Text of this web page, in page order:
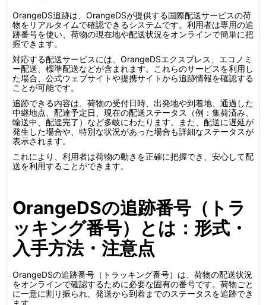
OrangeDS追跡は、OrangeDSが提供する国際配送サービスの荷
物をリアルタイムで確認できるシステムです。利用者は専用の追
跡番号を使い、荷物の現在地や配送状況をオンラインで簡単に把
握できます。
対応する配送サービスには、OrangeDSエクスプレス、エコノミ
ー配送、標準配送などが含まれます。これらのサービスを利用し
た場合、公式ウェブサイトや提携サイトから追跡情報を確認する
ことが可能です。
追跡できる内容は、荷物の受付日時、出発地や到着地、通過した
中継地点、配達予定日、現在の配送ステータス（例：集荷済み、
輸送中、配達完了）など多岐にわたります。また、配送に遅延が
発生した場合や、特別な状況があった場合も詳細なステータスが
表示されます。
これにより、利用者は荷物の動きを正確に把握でき、安心して配
送を利用することができます。
OrangeDSの追跡番号（トラ
ッキング番号）とは：形式・
入手方法・注意点
OrangeDSの追跡番号（トラッキング番号）は、荷物の配送状況
をオンラインで確認するために必要な固有の番号です。荷物ごと
に一意に割り振られ、発送から到着までのステータスを追跡でき
ます。